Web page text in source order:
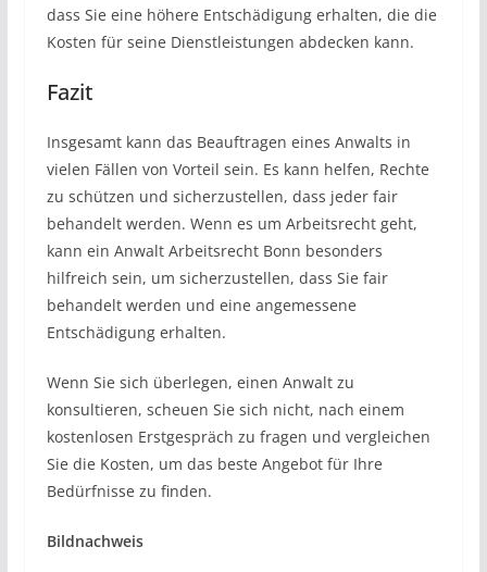
dass Sie eine höhere Entschädigung erhalten, die die
Kosten für seine Dienstleistungen abdecken kann.
Fazit
Insgesamt kann das Beauftragen eines Anwalts in
vielen Fällen von Vorteil sein. Es kann helfen, Rechte
zu schützen und sicherzustellen, dass jeder fair
behandelt werden. Wenn es um Arbeitsrecht geht,
kann ein Anwalt Arbeitsrecht Bonn besonders
hilfreich sein, um sicherzustellen, dass Sie fair
behandelt werden und eine angemessene
Entschädigung erhalten.
Wenn Sie sich überlegen, einen Anwalt zu
konsultieren, scheuen Sie sich nicht, nach einem
kostenlosen Erstgespräch zu fragen und vergleichen
Sie die Kosten, um das beste Angebot für Ihre
Bedürfnisse zu finden.
Bildnachweis